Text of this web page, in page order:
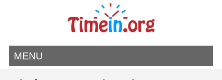
MENU